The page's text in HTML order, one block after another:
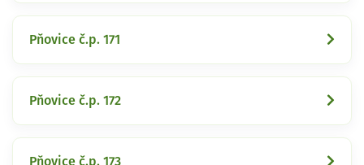
Pňovice č.p. 171
Pňovice č.p. 172
Pňovice č.p. 173